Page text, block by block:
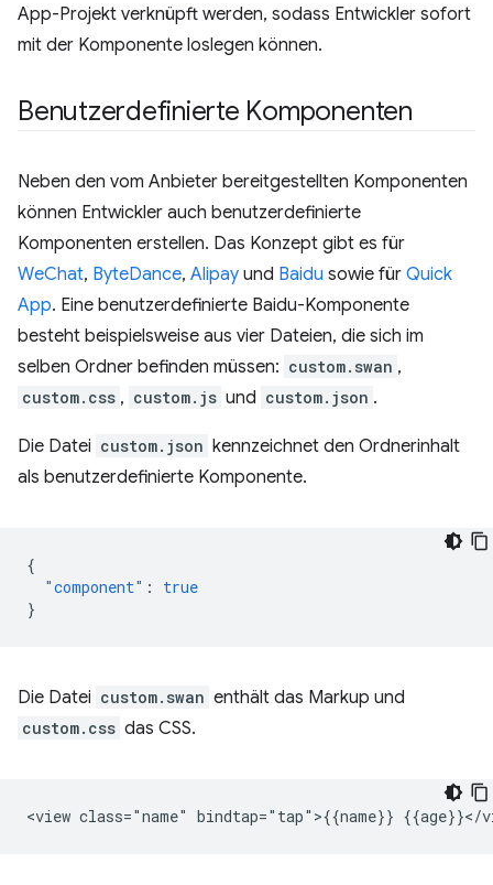
App-Projekt verknüpft werden, sodass Entwickler sofort
mit der Komponente loslegen können.
Benutzerdefinierte Komponenten
Neben den vom Anbieter bereitgestellten Komponenten
können Entwickler auch benutzerdefinierte
Komponenten erstellen. Das Konzept gibt es für
WeChat, ByteDance, Alipay und Baidu sowie für Quick
App. Eine benutzerdefinierte Baidu-Komponente
besteht beispielsweise aus vier Dateien, die sich im
selben Ordner befinden müssen: custom.swan ,
custom.css , custom.js und custom.json .
Die Datei custom.json kennzeichnet den Ordnerinhalt
als benutzerdefinierte Komponente.
{
"component" :
true
}
Die Datei custom.swan enthält das Markup und
custom.css das CSS.